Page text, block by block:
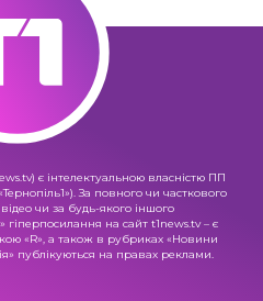
є інтелектуальною власністю ПП
За повного чи часткового
чи за будь-якого іншого
на сайт t1news.tv – є
«R», а також в рубриках «Новини
публікуються на правах реклами.